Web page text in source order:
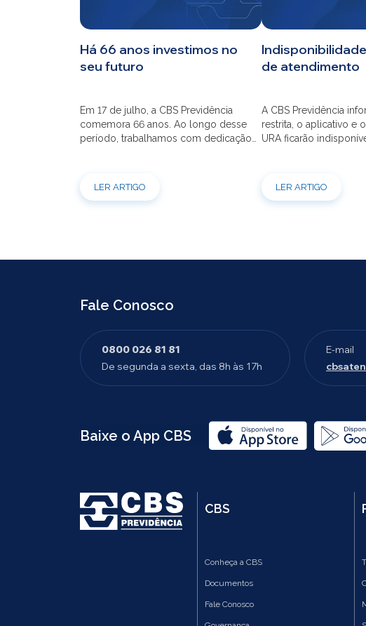
CBS
Planos
Investimentos
Há 66 anos investimos no
seu futuro
Em 17 de julho, a CBS Previdência
comemora 66 anos. Ao longo desse
período, trabalhamos com dedicação
aniversário, reforçamos o nosso
LER ARTIGO
de atendimento
A CBS Previdência
restrita, o aplicativo e
URA ficarão
por e-mail também
LER ARTIGO
Fale Conosco
0800 026 81 81
De segunda a sexta, das 8h às 17h
E-mail
Baixe o App CBS
CBS
Conheça a CBS
Documentos
Fale Conosco